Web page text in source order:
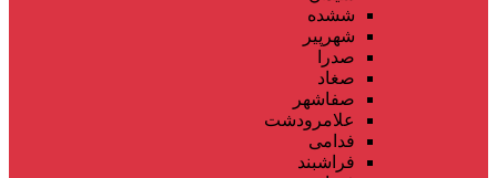
ششده
شهرپیر
صدرا
صغاد
صفاشهر
علامرودشت
فدامی
فراشبند